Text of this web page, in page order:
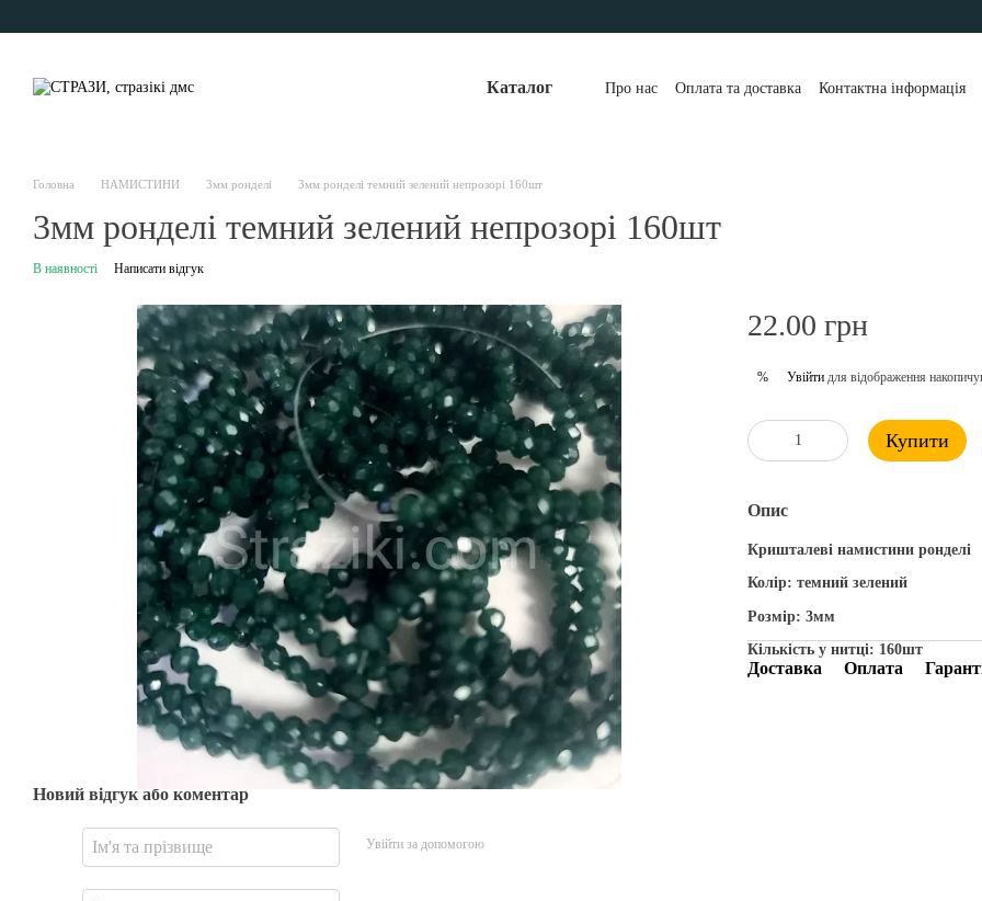
Каталог Про нас Оплата та доставка Контактна інформація
Головна НАМИСТИНИ 3мм ронделі 3мм ронделі темний зелений непрозорі 160шт
3мм ронделі темний зелений непрозорі 160шт
В наявності Написати відгук
Новий відгук або коментар
Увійти за допомогою
22.00 грн
% Увійти для відображення
Купити
Опис
Кришталеві намистини ронделі
Колір: темний зелений
Розмір: 3мм
Кількість у нитці: 160шт
Доставка Оплата